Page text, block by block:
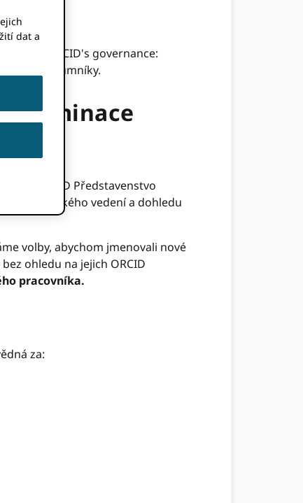
ORCID's governance:
pro výzkumníky.
nominace
The ORCID Představenstvo
strategického vedení a dohledu
volby, abychom jmenovali nové
ohledu na jejich ORCID
pracovníka.
za:
dat a